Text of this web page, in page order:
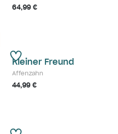
64,99 €
Kleiner Freund
Affenzahn
44,99 €